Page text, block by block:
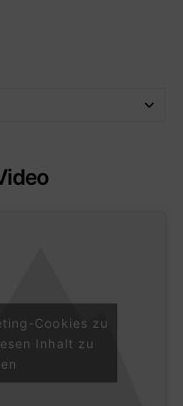
Cookies zu
Inhalt zu